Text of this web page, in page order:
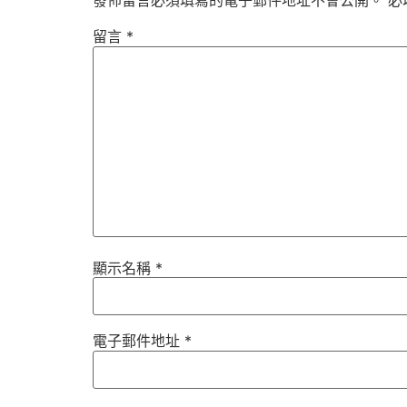
留言 *
顯示名稱 *
電子郵件地址 *